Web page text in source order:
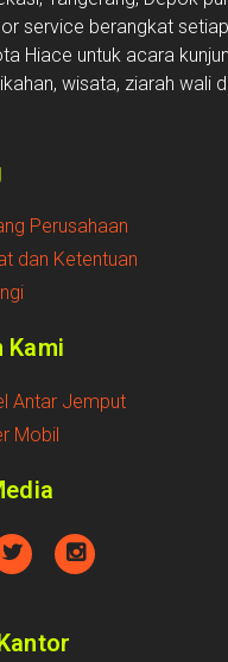
service berangkat
Hiace untuk acara
wisata, ziarah wali
Perusahaan
dan Ketentuan
Kami
Antar Jemput
Mobil